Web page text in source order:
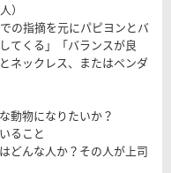
）
の指摘を元にパピヨンとバ
てくる」「バランスが良
ネックレス、またはペンダ
動物になりたいか？
ること
どんな人か？その人が上司